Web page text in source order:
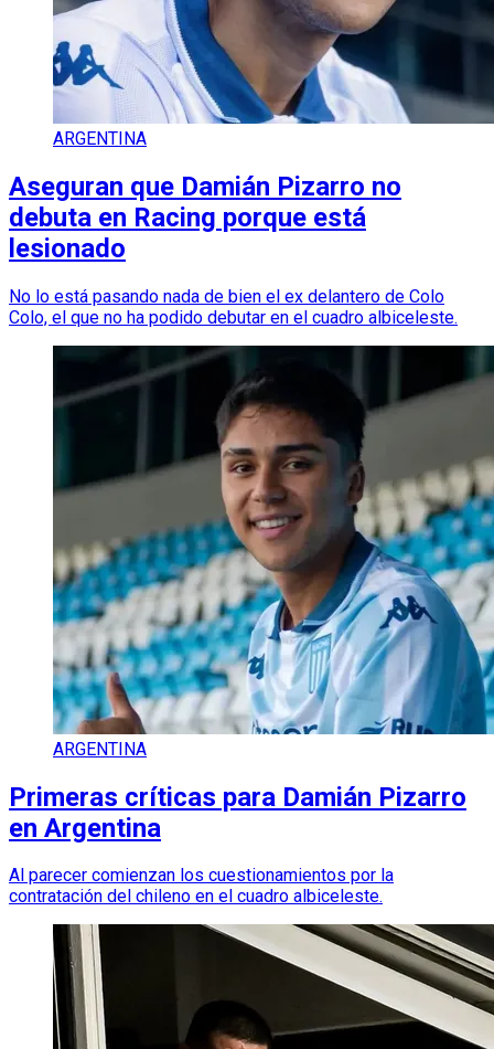
ARGENTINA
Aseguran que Damián Pizarro no
debuta en Racing porque está
lesionado
No lo está pasando nada de bien el ex delantero de Colo
Colo, el que no ha podido debutar en el cuadro albiceleste.
ARGENTINA
Primeras críticas para Damián Pizarro
en Argentina
Al parecer comienzan los cuestionamientos por la
contratación del chileno en el cuadro albiceleste.